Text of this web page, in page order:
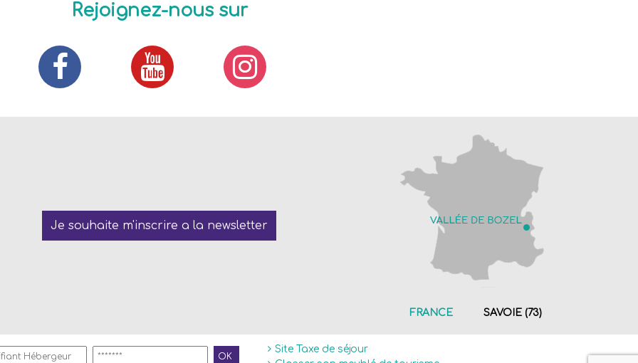
Rejoignez-nous sur
Je souhaite m'inscrire a la newsletter
FRANCE SAVOIE (73)
Site Taxe de séjour